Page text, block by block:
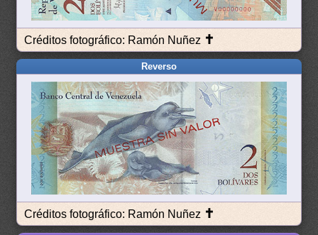
Créditos fotográfico: Ramón Nuñez ✝
Reverso
Créditos fotográfico: Ramón Nuñez ✝